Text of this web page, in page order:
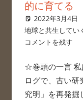
的に育てる
2022年3月4日
地球と共生してい
コメントを残す
☆巻頭の一言 私
ログで、古い
究明」を再発掘